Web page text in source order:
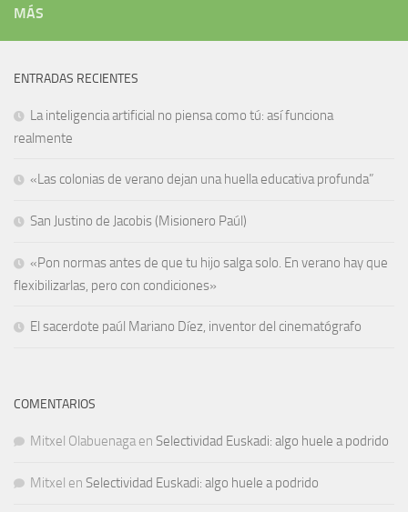
MÁS
ENTRADAS RECIENTES
La inteligencia artificial no piensa como tú: así funciona
realmente
«Las colonias de verano dejan una huella educativa profunda”
San Justino de Jacobis (Misionero Paúl)
«Pon normas antes de que tu hijo salga solo. En verano hay que
flexibilizarlas, pero con condiciones»
El sacerdote paúl Mariano Díez, inventor del cinematógrafo
COMENTARIOS
Mitxel Olabuenaga en Selectividad Euskadi: algo huele a podrido
Mitxel en Selectividad Euskadi: algo huele a podrido